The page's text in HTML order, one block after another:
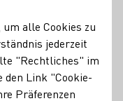
18 Uhr den
Sortiment im
alle Cookies zu
jederzeit
"Rechtliches" im
den Link "Cookie-
Präferenzen